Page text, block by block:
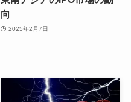
向
2025年2月7日